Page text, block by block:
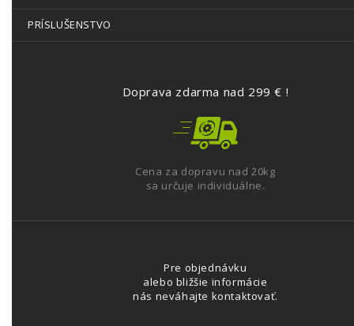
PRÍSLUŠENSTVO
Doprava zdarma nad 299 € !
Cena za dopravu nad 20kg
sa určuje individuálne.
Pre objednávku
alebo bližšie informácie
nás neváhajte kontaktovať.